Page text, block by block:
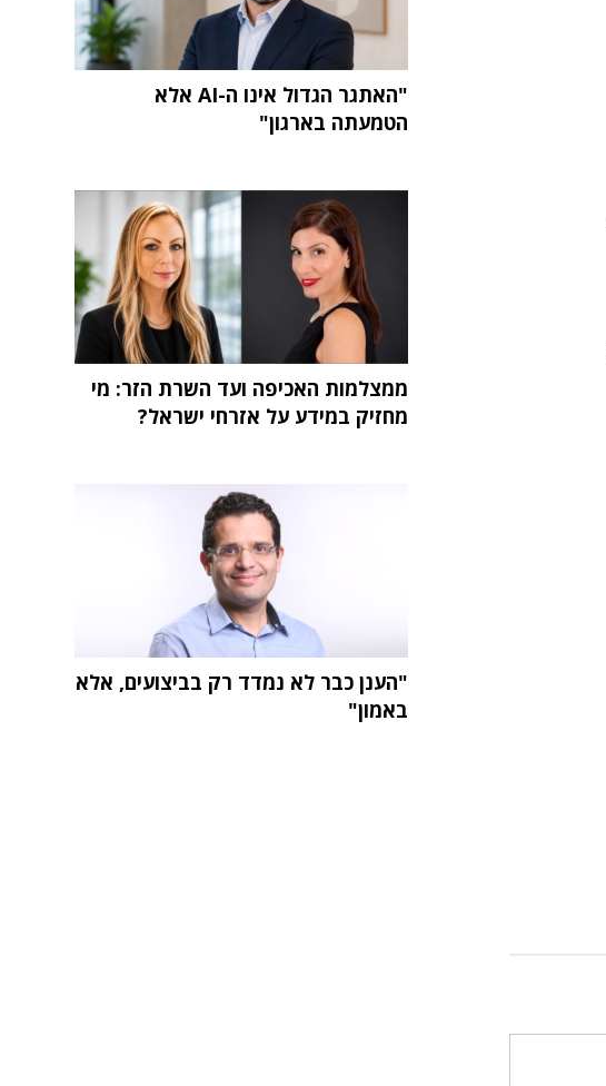
"האתגר הגדול אינו ה-AI אלא
הטמעתה בארגון"
ממצלמות האכיפה ועד השרת הזר: מי
מחזיק במידע על אזרחי ישראל?
"הענן כבר לא נמדד רק בביצועים, אלא
באמון"